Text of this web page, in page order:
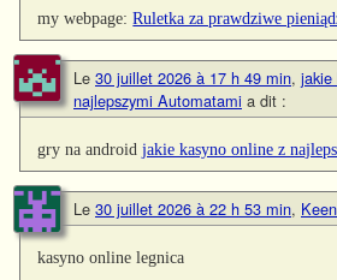
my webpage:Ruletka za prawdziwe
Le 30 juillet 2026 à 17 h 49 min, jakie
najlepszymi Automatami a dit :
gry na androidjakie kasyno online z
Le 30 juillet 2026 à 22 h 53 min,
kasyno online legnica